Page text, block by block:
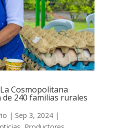
Cosmopolitana
240 familias rurales
| Sep 3, 2024|